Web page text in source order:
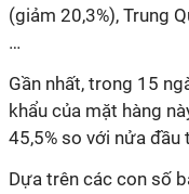
(giảm 20,3%), Trung
…
Gần nhất, trong 15
khẩu của mặt hàng
45,5% so với nửa đầu
Dựa trên các con số